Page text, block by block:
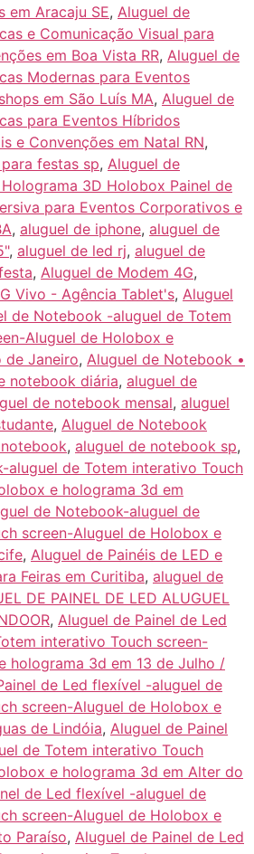
em Aracaju SE, Aluguel de
e Comunicação Visual para
em Boa Vista RR, Aluguel de
Modernas para Eventos
em São Luís MA, Aluguel de
para Eventos Híbridos
e Convenções em Natal RN,
festas sp, Aluguel de
3D Holobox Painel de
para Eventos Corporativos e
, aluguel de iphone, aluguel de
, aluguel de led rj, aluguel de
, Aluguel de Modem 4G,
Vivo - Agência Tablet's, Aluguel
de Notebook -aluguel de Totem
Aluguel de Holobox e
de Janeiro, Aluguel de Notebook •
notebook diária, aluguel de
de notebook mensal, aluguel
, Aluguel de Notebook
, aluguel de notebook sp,
aluguel de Totem interativo Touch
e holograma 3d em
de Notebook-aluguel de
screen-Aluguel de Holobox e
, Aluguel de Painéis de LED e
Feiras em Curitiba, aluguel de
DE PAINEL DE LED ALUGUEL
, Aluguel de Painel de Led
interativo Touch screen-
holograma 3d em 13 de Julho /
de Led flexível -aluguel de
screen-Aluguel de Holobox e
de Lindóia, Aluguel de Painel
de Totem interativo Touch
e holograma 3d em Alter do
de Led flexível -aluguel de
screen-Aluguel de Holobox e
Paraíso, Aluguel de Painel de Led